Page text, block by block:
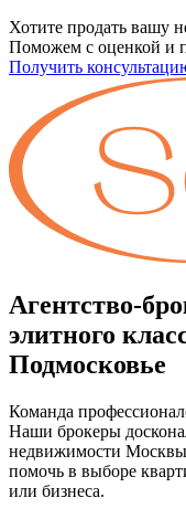
Хотите продать вашу
Поможем с оценкой и
Получить
Агентство-
элитного
Подмосковье
Команда
Наши брокеры
недвижимости Москвы
помочь в выборе
или бизнеса.